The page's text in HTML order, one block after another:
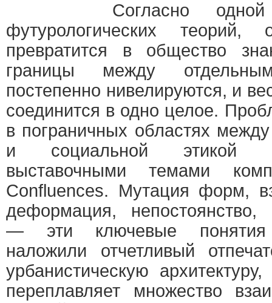
Согласно одной
футурологических теорий,
превратится в общество
границы между
постепенно нивелируются, и
соединится в одно целое.
в пограничных областях
и социальной этикой
выставочными темами
Confluences. Мутация форм,
деформация, непостоянство,
— эти ключевые понятия
наложили отчетливый
урбанистическую
переплавляет множество